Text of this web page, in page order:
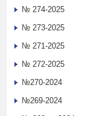
№ 274-2025
№ 273-2025
№ 271-2025
№ 272-2025
№270-2024
№269-2024